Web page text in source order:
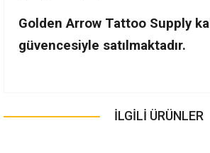
Golden Arrow Tattoo Supply
güvencesiyle satılmaktadır.
Bu ürüne ilk yorumu siz
konularda yetersiz gördüğünüz noktaları
İLGİLİ ÜRÜNLER